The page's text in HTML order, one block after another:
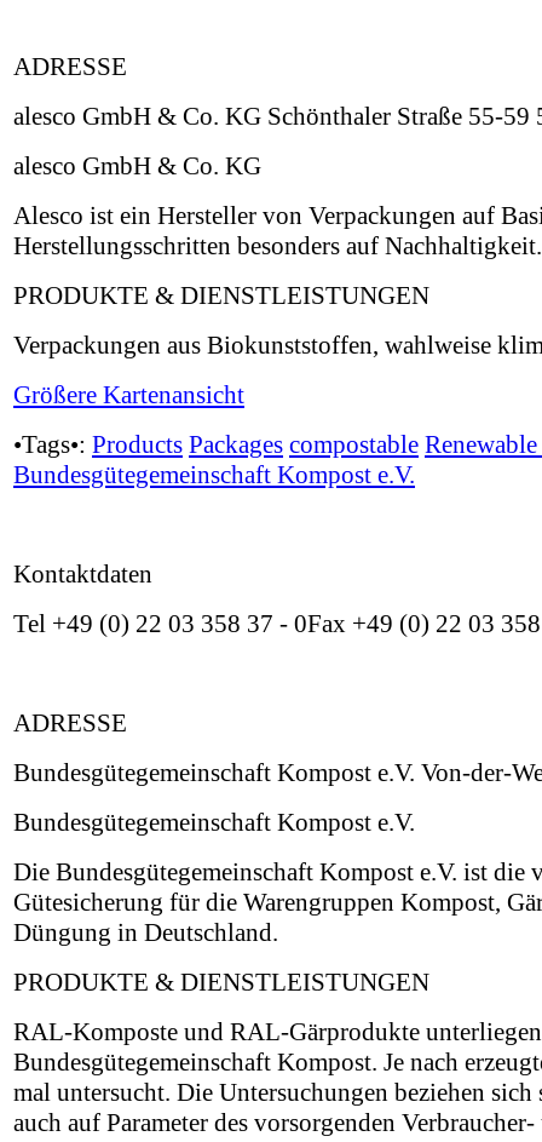
ADRESSE
alesco GmbH & Co. KG Schönthaler Straße 55-59
alesco GmbH & Co. KG
Alesco ist ein Hersteller von Verpackungen auf
Herstellungsschritten besonders auf
PRODUKTE & DIENSTLEISTUNGEN
Verpackungen aus Biokunststoffen, wahlweise
Größere Kartenansicht
•Tags•: Products Packages compostable
Bundesgütegemeinschaft Kompost e.V.
Kontaktdaten
Tel +49 (0) 22 03 358 37 - 0Fax +49 (0) 22 03
ADRESSE
Bundesgütegemeinschaft Kompost e.V. Von-der-
Bundesgütegemeinschaft Kompost e.V.
Die Bundesgütegemeinschaft Kompost e.V. ist
Gütesicherung für die Warengruppen Kompost,
Düngung in Deutschland.
PRODUKTE & DIENSTLEISTUNGEN
RAL-Komposte und RAL-Gärprodukte
Bundesgütegemeinschaft Kompost. Je nach
mal untersucht. Die Untersuchungen beziehen
auch auf Parameter des vorsorgenden